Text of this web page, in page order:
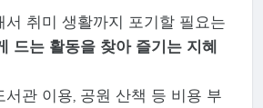
서 취미 생활까지 포기할 필요는
드는 활동을 찾아 즐기는 지혜
서관 이용, 공원 산책 등 비용 부